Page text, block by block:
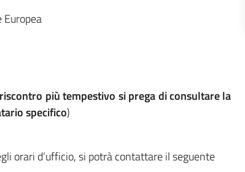
Europea
più tempestivo si prega di consultare la
specifico)
orari d’ufficio, si potrà contattare il seguente